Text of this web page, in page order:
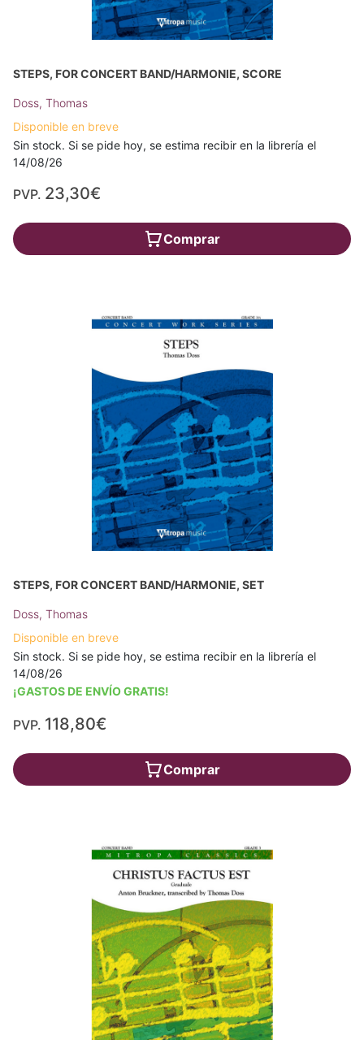
STEPS, FOR CONCERT BAND/HARMONIE, SCORE
Doss, Thomas
Disponible en breve
Sin stock. Si se pide hoy, se estima recibir en la librería el
14/08/26
PVP. 23,30€
Comprar
STEPS, FOR CONCERT BAND/HARMONIE, SET
Doss, Thomas
Disponible en breve
Sin stock. Si se pide hoy, se estima recibir en la librería el
14/08/26
¡GASTOS DE ENVÍO GRATIS!
PVP. 118,80€
Comprar